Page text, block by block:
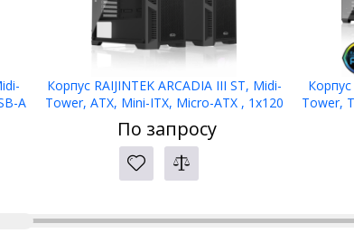
A
Корпус RAIJINTEK ARCADIA III ST, Midi-
Tower, ATX, Mini-ITX, Micro-ATX , 1х120
мм, Front Panel 1x USB 3.0,
2хUSB2.0,Black
По запросу
Tower,
3.0 +